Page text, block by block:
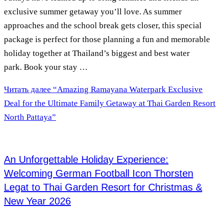
exclusive summer getaway you’ll love. As summer
approaches and the school break gets closer, this special
package is perfect for those planning a fun and memorable
holiday together at Thailand’s biggest and best water
park. Book your stay …
Читать далее “Amazing Ramayana Waterpark Exclusive
Deal for the Ultimate Family Getaway at Thai Garden Resort
North Pattaya”
An Unforgettable Holiday Experience:
Welcoming German Football Icon Thorsten
Legat to Thai Garden Resort for Christmas &
New Year 2026